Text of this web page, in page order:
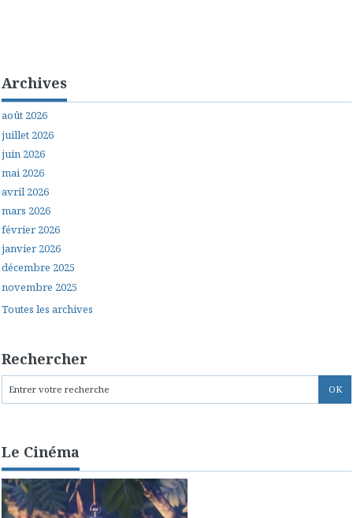
Archives
août 2026
juillet 2026
juin 2026
mai 2026
avril 2026
mars 2026
février 2026
janvier 2026
décembre 2025
novembre 2025
Toutes les archives
Rechercher
Le Cinéma